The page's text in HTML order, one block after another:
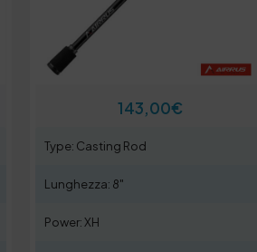
143,00€
Type: Casting Rod
Lunghezza: 8"
Power: XH